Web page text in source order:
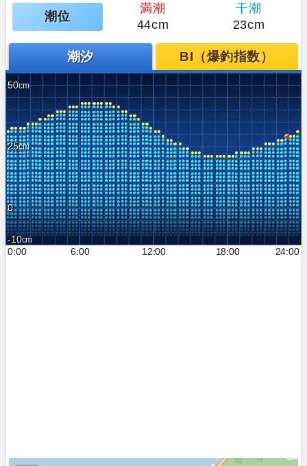
潮位
満潮
干潮
44cm
23cm
潮汐 BI（爆釣指数）
50
25
0
-10
0:00
6:00 12:00 18:00 24:00